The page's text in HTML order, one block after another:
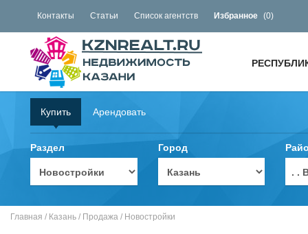
Контакты Статьи Список агентств Избранное (0)
Купить Арендовать
Раздел Город
. .
Главная / Казань / Продажа / Новостройки